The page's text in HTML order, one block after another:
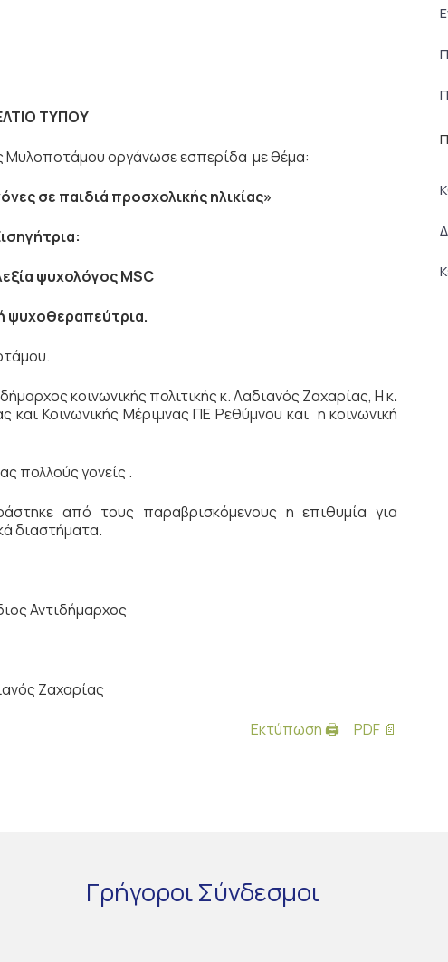
ΤΥΠΟΥ
Μυλοποτάμου οργάνωσε εσπερίδα με θέμα:
σε παιδιά προσχολικής ηλικίας»
ψυχολόγος ΜSC
ψυχοθεραπεύτρια.
κοινωνικής πολιτικής κ. Λαδιανός Ζαχαρίας, Η κ.
και Κοινωνικής Μέριμνας ΠΕ Ρεθύμνου και η κοινωνική
πολλούς γονείς .
από τους παραβρισκόμενους η επιθυμία για
διαστήματα.
Αντιδήμαρχος
Ζαχαρίας
Εκτύπωση 🖨
PDF 📄
ΓρήγοροιΣύνδεσμοι